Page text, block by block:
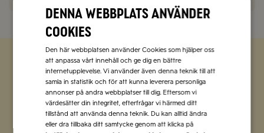
Zetas populära nyhetsbrev
Missa inte att vi har flera olika nyhetsbrev som
förenklar vardagen och förgyller helgen med
italienska smaker.
Denna webbplats använder
cookies
Den här webbplatsen använder Cookies som hjälper oss
att anpassa vårt innehåll och ge dig en bättre
internetupplevelse. Vi använder även denna teknik till att
samla in statistik och för att kunna leverera personliga
annonser på andra webbplatser till dig. Eftersom vi
värdesätter din integritet, efterfrågar vi härmed ditt
tillstånd att använda denna teknik. Du kan alltid ändra
eller dra tillbaka ditt samtycke genom att klicka på